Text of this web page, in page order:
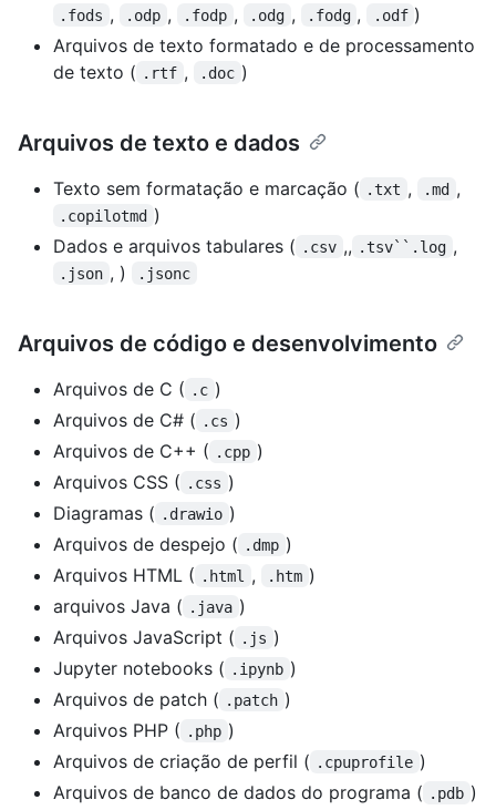
.fods , .odp , .fodp , .odg , .fodg , .odf )
Arquivos de texto formatado e de processamento
de texto ( .rtf , .doc )
Arquivos de texto e dados
Texto sem formatação e marcação ( .txt , .md ,
.copilotmd )
Dados e arquivos tabulares ( .csv ,, .tsv``.log ,
.json , ) .jsonc
Arquivos de código e desenvolvimento
Arquivos de C ( .c )
Arquivos de C# ( .cs )
Arquivos de C++ ( .cpp )
Arquivos CSS ( .css )
Diagramas ( .drawio )
Arquivos de despejo ( .dmp )
Arquivos HTML ( .html , .htm )
arquivos Java ( .java )
Arquivos JavaScript ( .js )
Jupyter notebooks ( .ipynb )
Arquivos de patch ( .patch )
Arquivos PHP ( .php )
Arquivos de criação de perfil ( .cpuprofile )
Arquivos de banco de dados do programa ( .pdb )